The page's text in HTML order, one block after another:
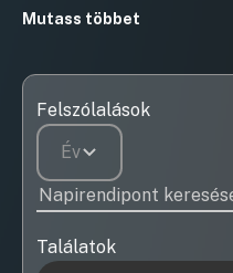
számtalan kortársam,
Európát, és Terézváros
megelőzően digitális
pályafutásom alatt
(köztük terézvárosi
dolgoztam. Legutoljára egy
alapítványnak dolgozva
eszközökkel. Számtalan elképzelésem van arról, hogy hogyan
lehet Terézváros egy
Mutass többet
Felszólalások
Év
Találatok